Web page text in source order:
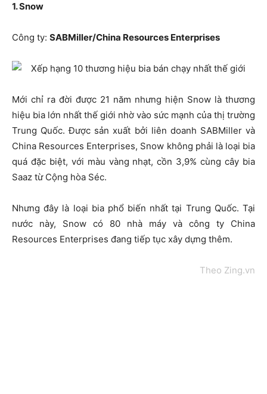
1. Snow
Công ty: SABMiller/China Resources Enterprises
Mới chỉ ra đời được 21 năm nhưng hiện Snow là thương
hiệu bia lớn nhất thế giới nhờ vào sức mạnh của thị trường
Trung Quốc. Được sản xuất bởi liên doanh SABMiller và
China Resources Enterprises, Snow không phải là loại bia
quá đặc biệt, với màu vàng nhạt, cồn 3,9% cùng cây bia
Saaz từ Cộng hòa Séc.
Nhưng đây là loại bia phổ biến nhất tại Trung Quốc. Tại
nước này, Snow có 80 nhà máy và công ty China
Resources Enterprises đang tiếp tục xây dựng thêm.
Theo Zing.vn